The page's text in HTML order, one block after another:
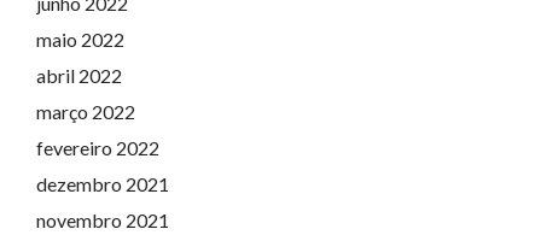
maio 2022
abril 2022
março 2022
fevereiro 2022
dezembro 2021
novembro 2021